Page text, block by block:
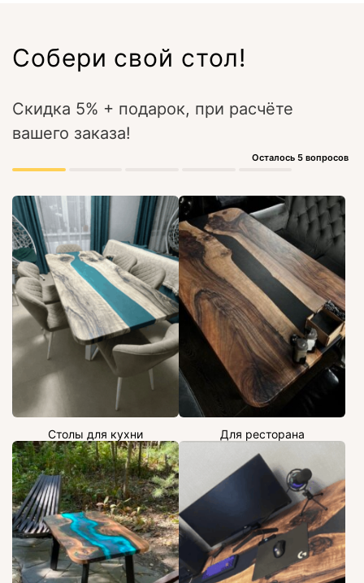
Собери свой стол!
Скидка 5% + подарок, при расчёте
вашего заказа!
Осталось 5 вопросов
Столы для кухни Для ресторана